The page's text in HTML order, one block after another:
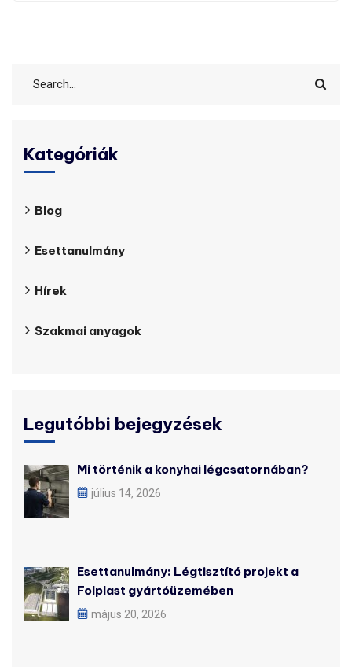
Kategóriák
Blog
Esettanulmány
Hírek
Szakmai anyagok
Legutóbbi bejegyzések
Mi történik a konyhai légcsatornában?
július 14, 2026
Esettanulmány: Légtisztító projekt a
Folplast gyártóüzemében
május 20, 2026